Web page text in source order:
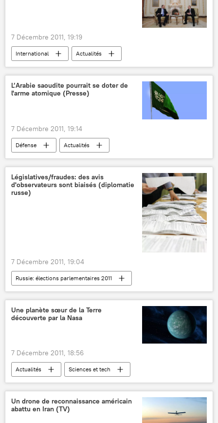
7 Décembre 2011, 19:19
International Actualités
L’Arabie saoudite pourrait se doter de
l'arme atomique (Presse)
7 Décembre 2011, 19:14
Défense Actualités
Législatives/fraudes: des avis
d'observateurs sont biaisés (diplomatie
russe)
7 Décembre 2011, 19:04
Russie: élections parlementaires 2011
Actualités
Une planète sœur de la Terre
découverte par la Nasa
7 Décembre 2011, 18:56
Actualités Sciences et tech
Un drone de reconnaissance américain
abattu en Iran (TV)